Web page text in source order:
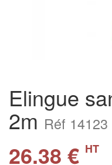
Elingue
2m Réf 14123
26.38 € HT